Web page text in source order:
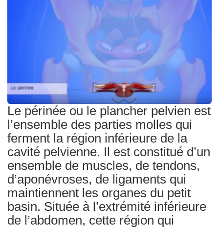
Le périnée ou le plancher pelvien est
l’ensemble des parties molles qui
ferment la région inférieure de la
cavité pelvienne. Il est constitué d’un
ensemble de muscles, de tendons,
d’aponévroses, de ligaments qui
maintiennent les organes du petit
basin. Située à l’extrémité inférieure
de l’abdomen, cette région qui